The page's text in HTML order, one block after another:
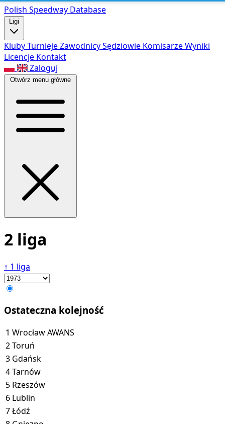
Polish Speedway Database
Ligi
KlubyTurniejeZawodnicySędziowie KomisarzeWyniki
Licencje Kontakt
Zaloguj
Otwórz menu główne
2 liga
↑ 1 liga
Ostateczna kolejność
1 WrocławAWANS
2Toruń
3 Gdańsk
4Tarnów
5 Rzeszów
6 Lublin
7Łódź